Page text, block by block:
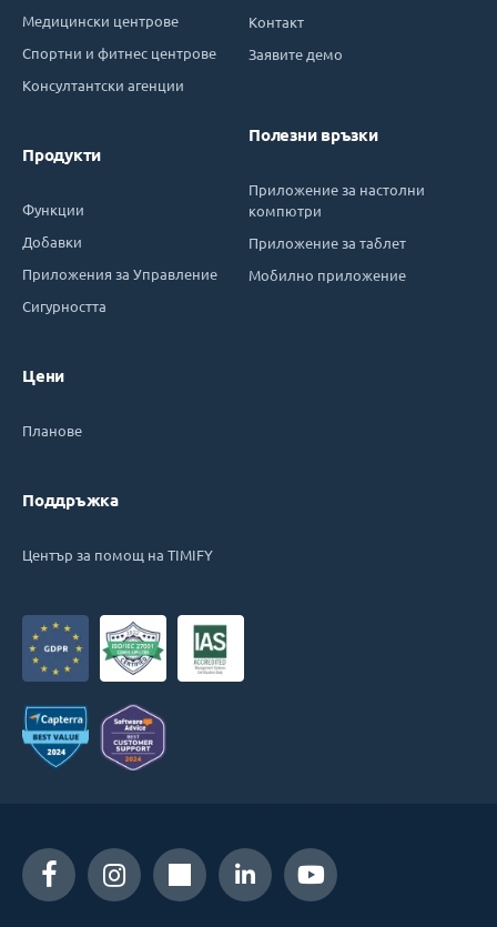
Медицински центрове
Спортни и фитнес центрове
Консултантски агенции
Продукти
Функции
Добавки
Приложения за Управление
Сигурността
Цени
Планове
Поддръжка
Център за помощ на TIMIFY
Контакт
Заявите демо
Полезни връзки
Приложение за настолни
компютри
Приложение за таблет
Мобилно приложение